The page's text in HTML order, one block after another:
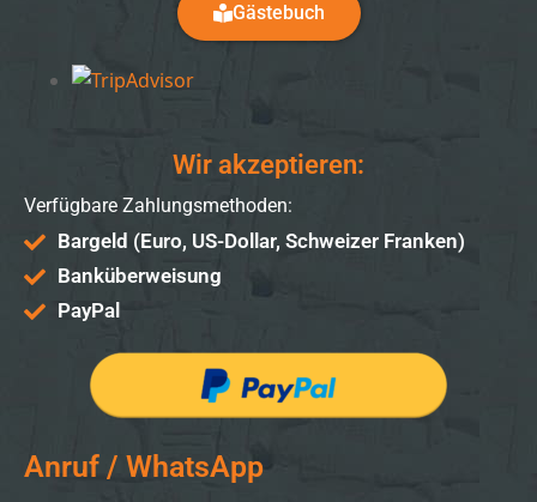
Gästebuch
Wir akzeptieren:
Verfügbare Zahlungsmethoden:
Bargeld (Euro, US-Dollar, Schweizer Franken)
Banküberweisung
PayPal
Anruf / WhatsApp